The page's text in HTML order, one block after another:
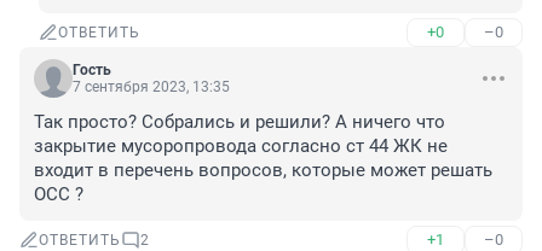
ОТВЕТИТЬ +0 –0
Гость
7 сентября 2023, 13:35
Так просто? Собрались и решили? А ничего что
закрытие мусоропровода согласно ст 44 ЖК не
входит в перечень вопросов, которые может решать
ОСС ?
ОТВЕТИТЬ 2 +1 –0